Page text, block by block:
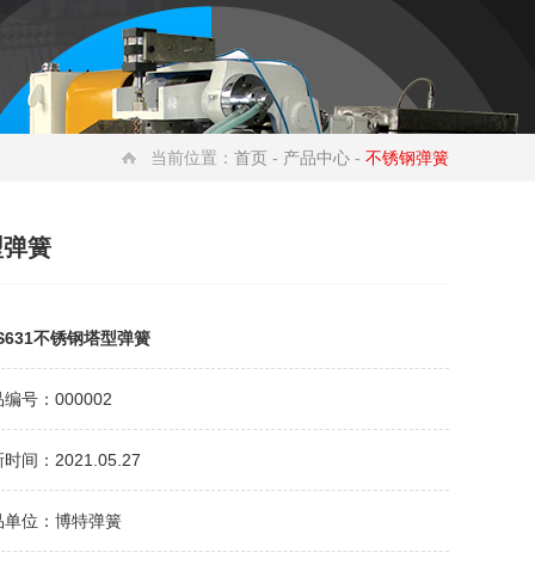
当前位置： 首页 - 产品中心 - 不锈钢弹簧
簧
不锈钢塔型弹簧
编号：000002
时间：2021.05.27
单位：博特弹簧